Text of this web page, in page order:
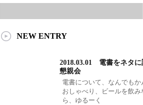
NEW ENTRY
2018.03.01 電書をネタに
懇親会
電書について、なんでもか
おしゃべり、ビールを飲み
ら、ゆるーく